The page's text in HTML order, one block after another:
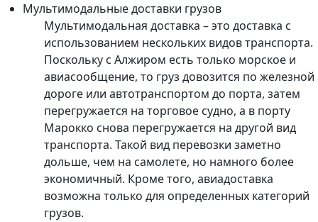
Мультимодальные доставки грузов
Мультимодальная доставка – это доставка с
использованием нескольких видов транспорта.
Поскольку с Алжиром есть только морское и
авиасообщение, то груз довозится по железной
дороге или автотранспортом до порта, затем
перегружается на торговое судно, а в порту
Марокко снова перегружается на другой вид
транспорта. Такой вид перевозки заметно
дольше, чем на самолете, но намного более
экономичный. Кроме того, авиадоставка
возможна только для определенных категорий
грузов.